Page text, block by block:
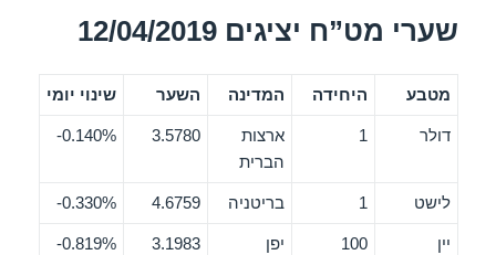
שערי מט”ח יציגים 12/04/2019
מטבע היחידה המדינה השער שינוי יומי
דולר 1
ארצות
הברית
3.5780
0.140%-
לישט 1 בריטניה 4.6759
0.330%-
יין 100 יפן 3.1983
0.819%-